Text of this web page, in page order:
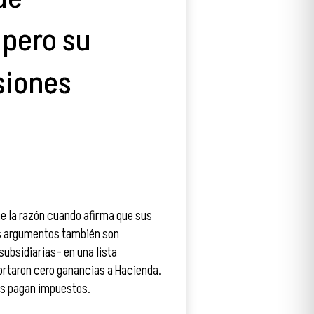
su
la razóncuando afirmaque sus
también son
en una lista
cero ganancias a Hacienda.
pagan impuestos.